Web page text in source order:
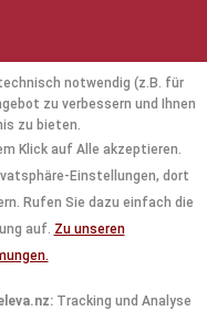
notwendig (z.B. für
zu verbessern und Ihnen
zu bieten.
Klick auf Alle akzeptieren.
Einstellungen, dort
Rufen Sie dazu einfach die
auf. Zu unseren
Tracking und Analyse